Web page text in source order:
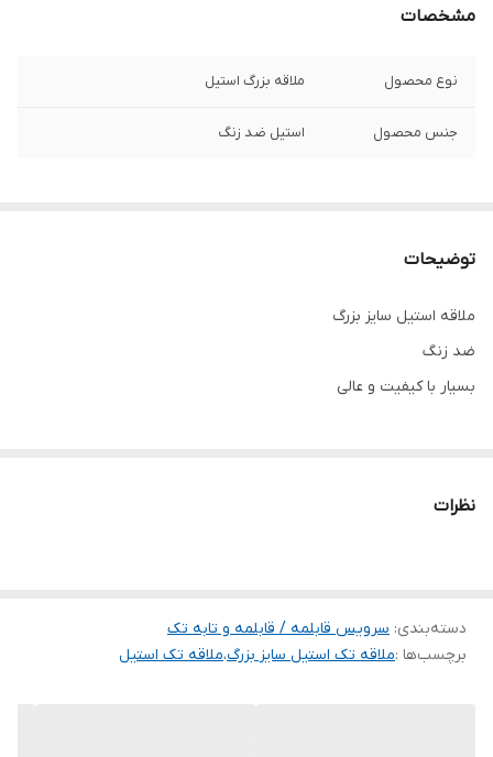
مشخصات
نوع محصول ملاقه بزرگ استیل
جنس محصول استیل ضد زنگ
توضیحات
ملاقه استیل سایز بزرگ
ضد زنگ
بسیار با کیفیت و عالی
نظرات
دسته‌بندی: سرویس قابلمه / قابلمه و تابه تک
برچسب‌ها :ملاقه تک استیل سایز بزرگ،ملاقه تک استیل